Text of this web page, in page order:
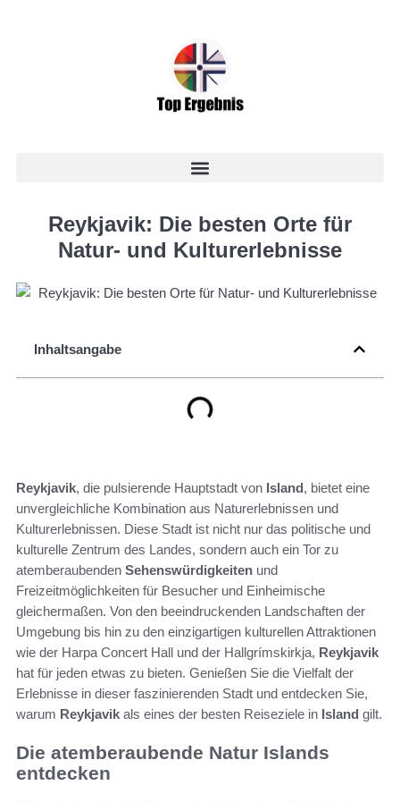
Reykjavik: Die besten Orte für
Natur- und Kulturerlebnisse
Inhaltsangabe
Reykjavik, die pulsierende Hauptstadt von Island, bietet eine
unvergleichliche Kombination aus Naturerlebnissen und
Kulturerlebnissen. Diese Stadt ist nicht nur das politische und
kulturelle Zentrum des Landes, sondern auch ein Tor zu
atemberaubenden Sehenswürdigkeiten und
Freizeitmöglichkeiten für Besucher und Einheimische
gleichermaßen. Von den beeindruckenden Landschaften der
Umgebung bis hin zu den einzigartigen kulturellen Attraktionen
wie der Harpa Concert Hall und der Hallgrímskirkja, Reykjavik
hat für jeden etwas zu bieten. Genießen Sie die Vielfalt der
Erlebnisse in dieser faszinierenden Stadt und entdecken Sie,
warum Reykjavik als eines der besten Reiseziele in Island gilt.
Die atemberaubende Natur Islands
entdecken